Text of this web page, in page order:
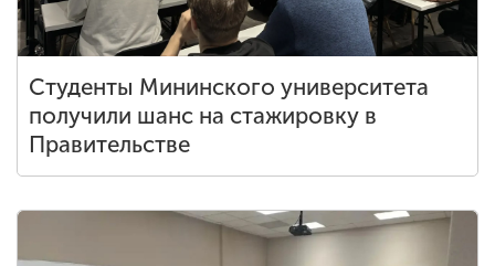
Студенты Мининского университета
получили шанс на стажировку в
Правительстве